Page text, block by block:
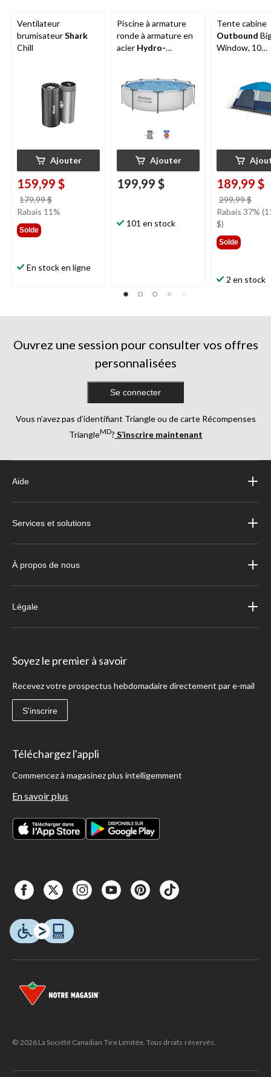
Ventilateur
brumisateurShark
Chill
Ajouter
159,99 $
179,99 $
était
Rabais 11%
Solde
En stock en ligne
Piscine à armature
ronde à armature en
acier Hydro-
Ajouter
199,99 $
101 en stock
Tente cabine
Outbound
Window, 10
189,99 $
299,99 $
était
Rabais 37%
$)
Solde
2 en stock
Ouvrez une session pour consulter vos offres
personnalisées
Se connecter
Vous n’avez pas d’identifiant Triangle ou de carte Récompenses
TriangleMD? S’inscrire maintenant
Aide
Services et solutions
À propos de nous
Légale
Soyez le premier à savoir
Recevez votre prospectus hebdomadaire directement par e-mail
S'inscrire
Téléchargez l'appli
Commencez à magasinez plus intelligemment
En savoir plus
© 2026 La Société Canadian Tire Limitée. Tous droits réservés.